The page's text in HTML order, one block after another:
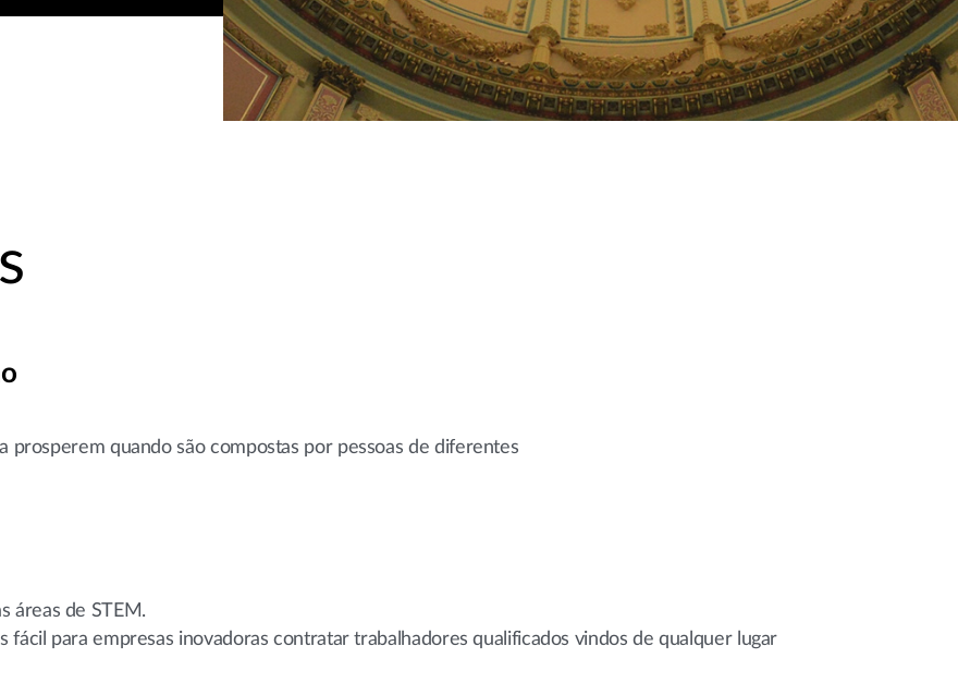
prosperem quando são compostas por pessoas de diferentes
áreas de STEM.
fácil para empresas inovadoras contratar trabalhadores qualificados vindos de qualquer lugar